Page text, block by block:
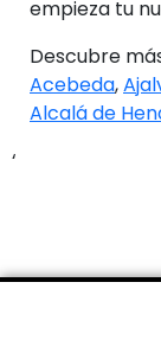
empieza tu
Descubre
Acebeda,
Alcalá de
‘